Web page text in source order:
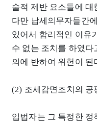
술적 제반 요소들에 대
다만 납세의무자들간
있어서 합리적인 이유
수 없는 조치를 하였
의에 반하여 위헌이 된
(2) 조세감면조치의 공
입법자는 그 특정한 정